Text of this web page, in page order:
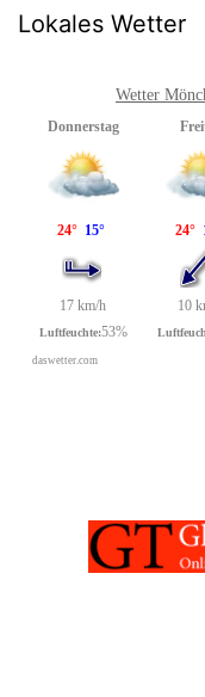
Lokales Wetter
Wetter